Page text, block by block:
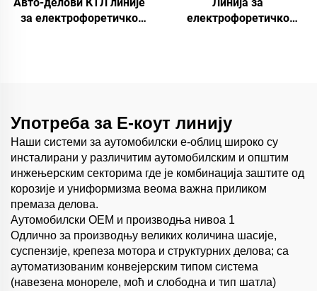
за електрофоретичко
електрофоретичко
Употреба за Е-коут линију
Наши системи за аутомобилски е-облиц широко су
инсталирани у различитим аутомобилским и општим
инжењерским секторима где је комбинација заштите од
корозије и униформизма веома важна приликом
премаза делова.
Аутомобилски ОЕМ и производња нивоа 1
Одлично за производњу великих количина шасије,
суспензије, крепеза мотора и структурних делова; са
аутоматизованим конвејерским типом система
(навезена монореле, моћ и слободна и тип шатла)